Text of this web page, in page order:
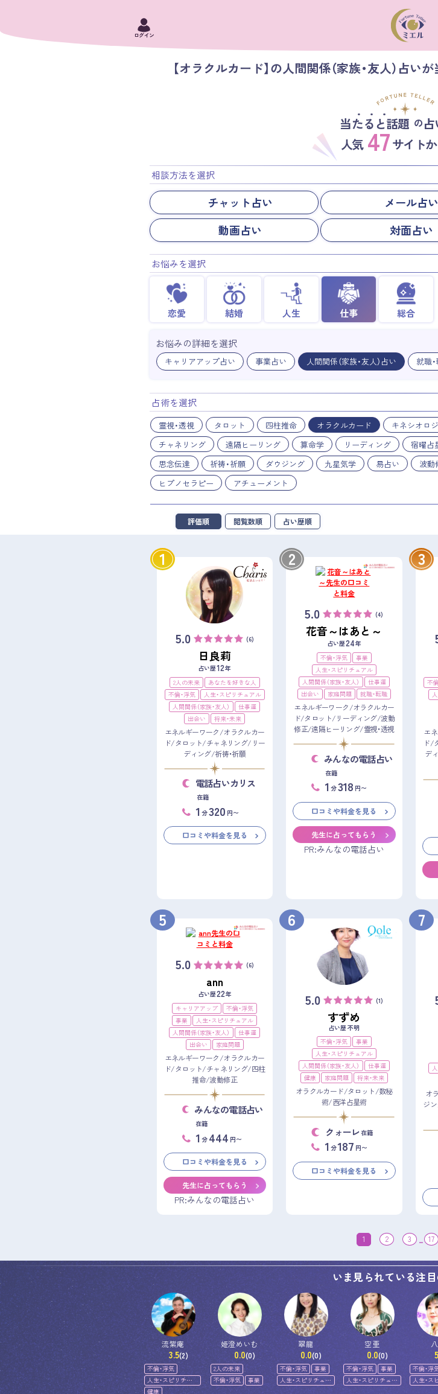
ログイン
【オラクルカード】の人間関係（家族・友人）占
当たると話題 の
人気 47 サイトか
相談方法を選択
チャット占い メール占い
動画占い
対面占い
お悩みを選択
恋愛 結婚 人生 仕事 総合
お悩みの詳細を選択
キャリアアップ占い 事業占い 人間関係（家族・友人）占い 就職
占術を選択
霊視・透視 タロット 四柱推命 オラクルカード キネシオロ
チャネリング
遠隔ヒーリング 算命学 リーディング 宿曜占
思念伝達
祈祷・祈願 ダウジング 九星気学 易占い 波動
ヒプノセラピー
アチューメント
評価順 閲覧数順 占い歴順
1
5.0 (6)
日良莉
占い歴12年
2人の未来
あなたを好きな人
不倫・浮気
人生・スピリチュアル
人間関係（家族・友人）
仕事運
出会い
将来・未来
エネルギーワーク/オラクルカー
ド/タロット/チャネリング/リー
ディング/祈祷・祈願
電話占いカリス
在籍
1 分320 円〜
口コミや料金を見る
2
5.0 (4)
花音～はあと～
占い歴24年
不倫・浮気
事業
人生・スピリチュアル
人間関係（家族・友人）
仕事運
出会い
家庭問題 就職・転職
エネルギーワーク/オラクルカー
ド/タロット/リーディング/波動
修正/遠隔ヒーリング/霊視・透視
みんなの電話占い
在籍
1 分318 円〜
口コミや料金を見る
先生に占ってもらう
PR:みんなの電話占い
3
不
エ
ド/
デ
5
5.0 (6)
ann
占い歴22年
キャリアアップ
不倫・浮気
事業
人生・スピリチュアル
人間関係（家族・友人）
仕事運
出会い
家庭問題
エネルギーワーク/オラクルカー
ド/タロット/チャネリング/四柱
推命/波動修正
みんなの電話占い
在籍
1 分 444 円〜
口コミや料金を見る
先生に占ってもらう
PR:みんなの電話占い
6
5.0 (1)
すずめ
占い歴 不明
不倫・浮気
事業
人生・スピリチュアル
人間関係（家族・友人）
仕事運
健康
家庭問題 将来・未来
オラクルカード/タロット/数秘
術/西洋占星術
クォーレ在籍
1 分187 円〜
口コミや料金を見る
7
オ
ジ
1 2 3 ... 17
いま見られている注
流紫庵
3.5(2)
不倫・浮気
人生・スピリチュ
アル
健康
姫澄めいむ
0.0(0)
2人の未来
不倫・浮気
事業
翠龍
0.0(0)
不倫・浮気
事業
人生・スピリチュア
ル
空亜
0.0(0)
不倫・浮気
事業
人生・スピリチュア
ル
不倫・浮
人生・ス
ル